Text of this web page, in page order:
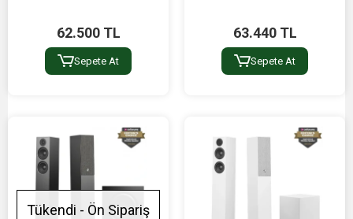
62.500 TL
Sepete At
63.440 TL
Sepete At
Tükendi - Ön Sipariş